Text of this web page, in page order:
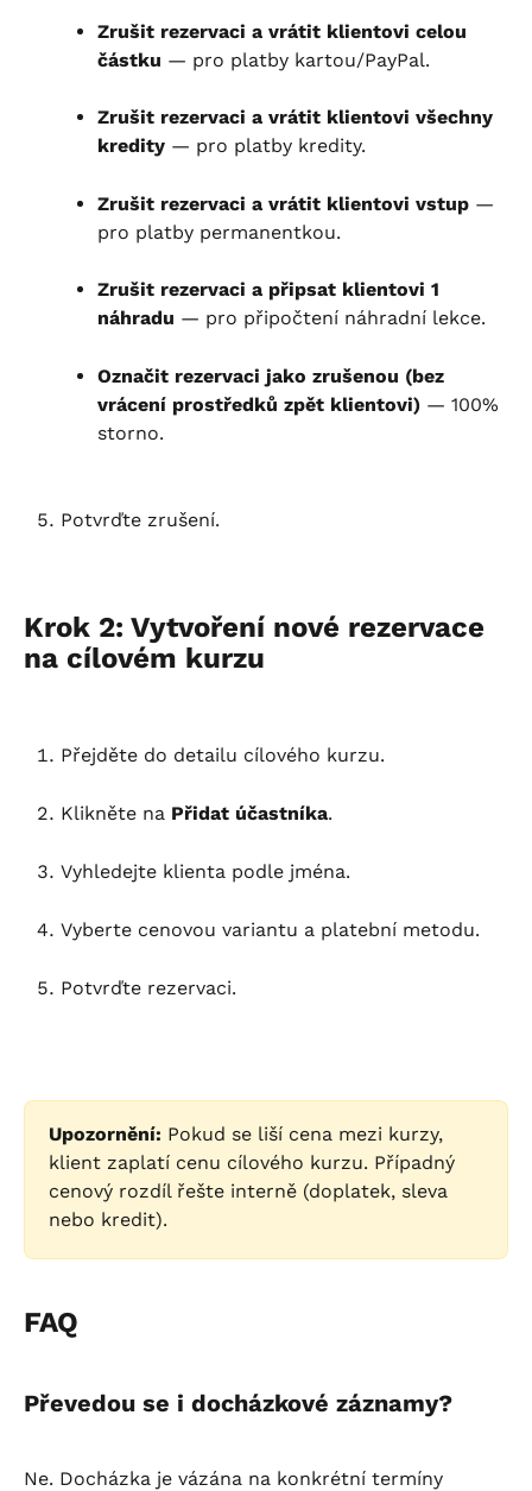
Zrušit rezervaci a vrátit klientovi celou
částku — pro platby kartou/PayPal.
Zrušit rezervaci a vrátit klientovi všechny
kredity — pro platby kredity.
Zrušit rezervaci a vrátit klientovi vstup —
pro platby permanentkou.
Zrušit rezervaci a připsat klientovi 1
náhradu — pro připočtení náhradní lekce.
Označit rezervaci jako zrušenou (bez
vrácení prostředků zpět klientovi) — 100%
storno.
Potvrďte zrušení.
Krok 2: Vytvoření nové rezervace
na cílovém kurzu
Přejděte do detailu cílového kurzu.
Klikněte na Přidat účastníka.
Vyhledejte klienta podle jména.
Vyberte cenovou variantu a platební metodu.
Potvrďte rezervaci.
Upozornění: Pokud se liší cena mezi kurzy,
klient zaplatí cenu cílového kurzu. Případný
cenový rozdíl řešte interně (doplatek, sleva
nebo kredit).
FAQ
Převedou se i docházkové záznamy?
Ne. Docházka je vázána na konkrétní termíny